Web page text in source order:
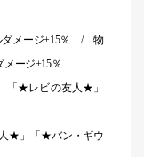
ダメージ+15％ / 物
ージ+15％
「★レビの友人★」
★」「★バン・ギウ